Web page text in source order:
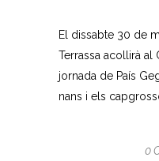
El dissabte 30 de
Terrassa acollirà ​al
jornada de País
nans i els
0